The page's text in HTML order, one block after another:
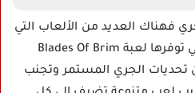
فهناك العديد من الألعاب التي
تقدم تجربة مشابهة لتلك التي توفرها لعبة Blades Of Brim
تحديات الجري المستمر وتجنب